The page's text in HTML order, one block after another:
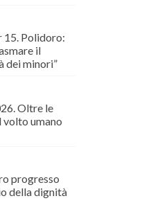
15. Polidoro:
il
dei minori”
Oltre le
volto umano
progresso
della dignità